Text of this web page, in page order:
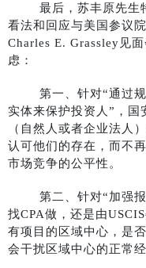
最后，苏丰原先生
看法和回应与美国参议
Charles E. Grassley见
虑：
第一、针对“通过
实体来保护投资人”，国
（自然人或者企业法人
认可他们的存在，而不
市场竞争的公平性。
第二、针对“加强
找CPA做，还是由
有项目的区域中心，是
会干扰区域中心的正常